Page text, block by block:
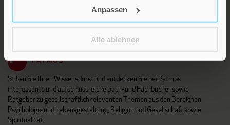
Anpassen
Alle ablehnen
Die Verlage der Verlagsgruppe Patmos
Stillen Sie Ihren Wissensdurst und entdecken Sie bei Patmos
interessante und aufschlussreiche Sach- und Fachbücher sowie
Ratgeber zu gesellschaftlich relevanten Themen aus den Bereichen
Psychologie und Lebensgestaltung, Religion und Gesellschaft sowie
Spiritualität.